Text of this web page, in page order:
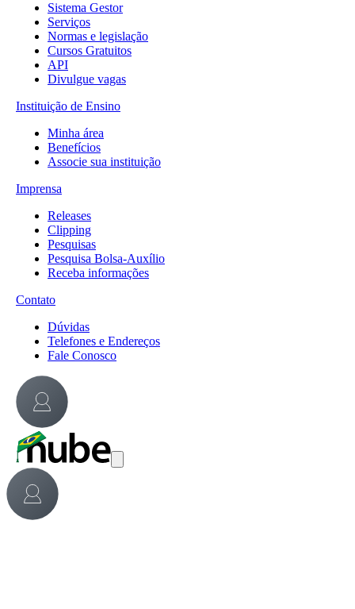
Sistema Gestor
Serviços
Normas e legislação
Cursos Gratuitos
API
Divulgue vagas
Instituição de Ensino
Minha área
Benefícios
Associe sua instituição
Imprensa
Releases
Clipping
Pesquisas
Pesquisa Bolsa-Auxílio
Receba informações
Contato
Dúvidas
Telefones e Endereços
Fale Conosco